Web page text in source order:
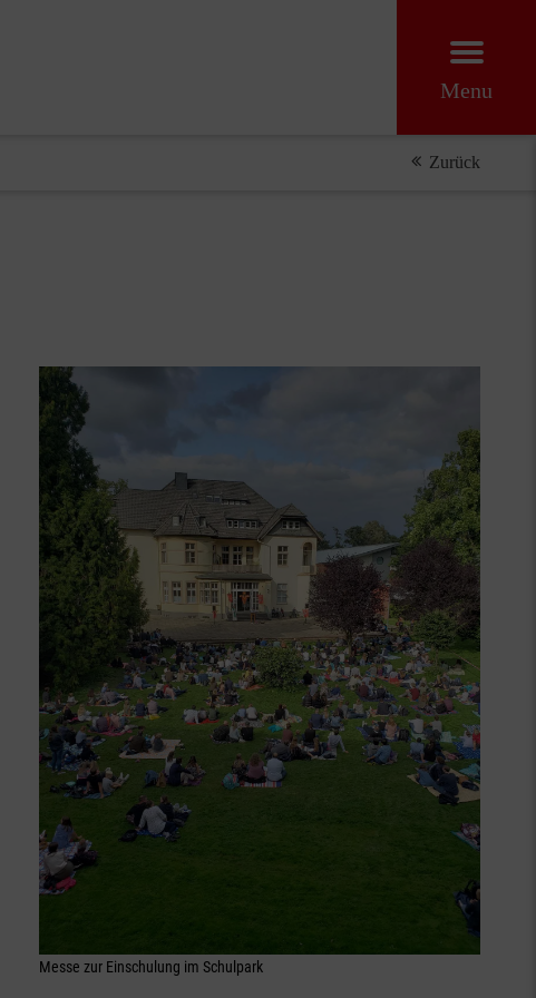
Menu
Zurück
Messe zur Einschulung im Schulpark